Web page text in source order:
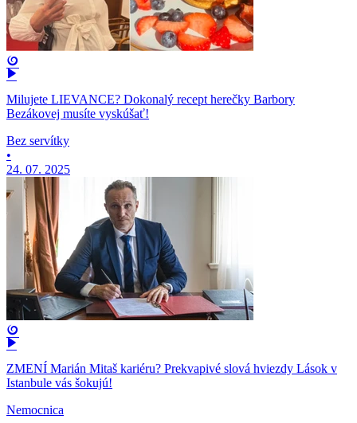
Milujete LIEVANCE? Dokonalý recept herečky Barbory
Bezákovej musíte vyskúšať!
Bez servítky
•
24. 07. 2025
ZMENÍ Marián Mitaš kariéru? Prekvapivé slová hviezdy Lások v
Istanbule vás šokujú!
Nemocnica